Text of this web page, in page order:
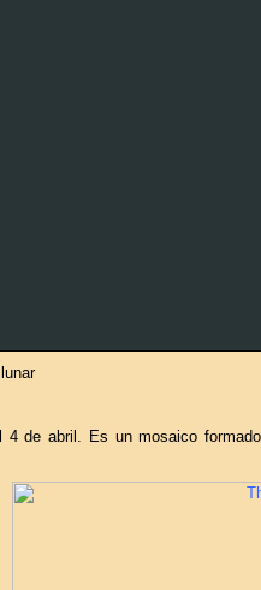
4 de abril. Es un mosaico